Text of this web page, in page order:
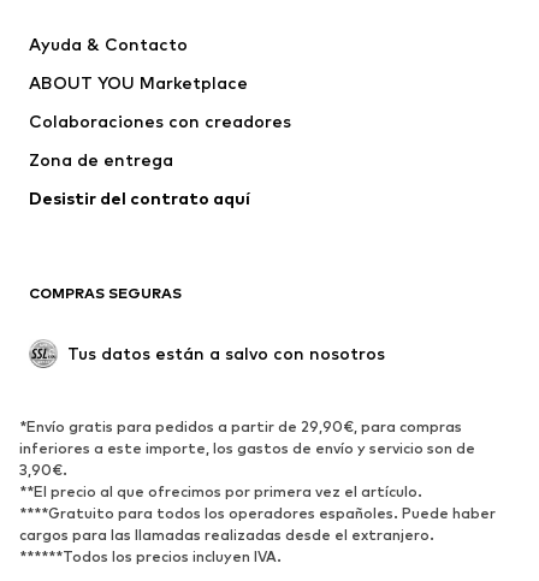
Pantalones
Ropa interior
Jerséis y cárdigans
Trajes y chaquetas
Ropa de baño
Nuevo
Tendencia
Zapatos bajos
Zapatos deportivos
Zapatos abiertos
DEPORTE
Ropa deportiva Disciplinas deportivas
Ayuda & Contacto
ABOUT YOU Marketplace
Colaboraciones con creadores
Zona de entrega
Desistir del contrato aquí
COMPRAS SEGURAS
Tus datos están a salvo con nosotros
*Envío gratis para pedidos a partir de 29,90€, para compras
inferiores a este importe, los gastos de envío y servicio son de
3,90€.
**El precio al que ofrecimos por primera vez el artículo.
****Gratuito para todos los operadores españoles. Puede haber
cargos para las llamadas realizadas desde el extranjero.
******Todos los precios incluyen IVA.